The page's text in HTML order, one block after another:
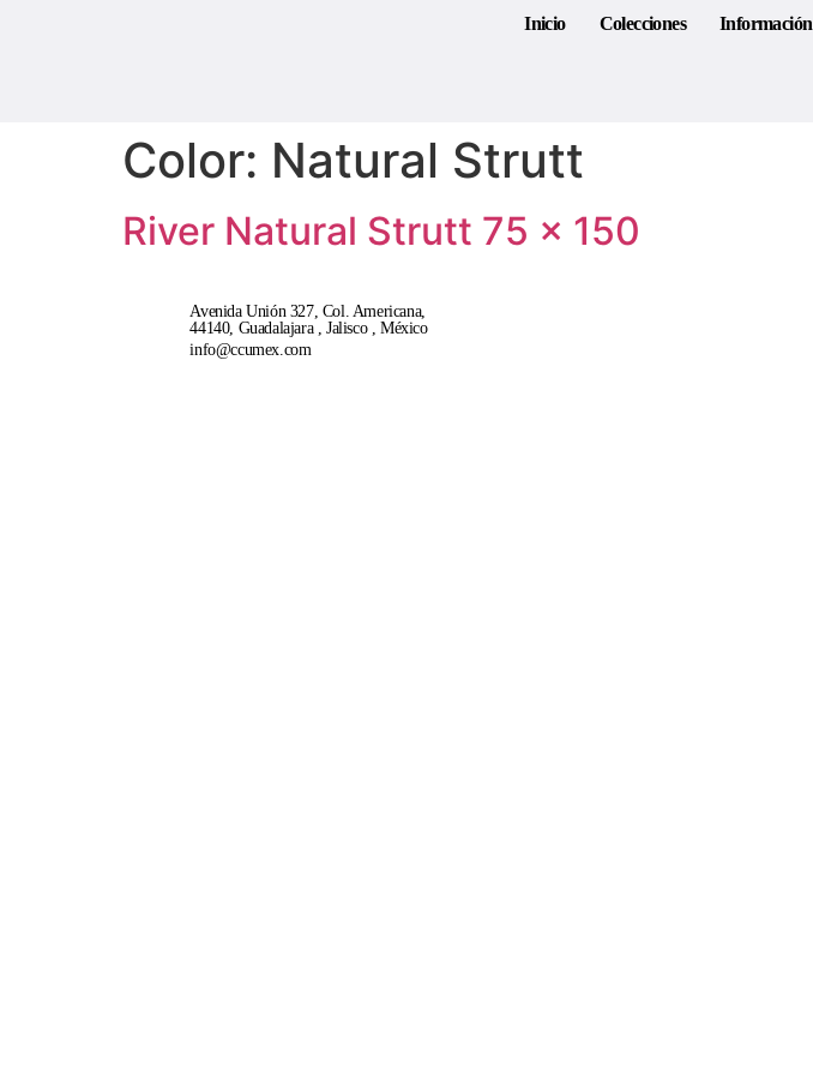
Inicio Colecciones Información
Color: Natural Strutt
River Natural Strutt 75 × 150
Avenida Unión 327, Col. Americana,
44140, Guadalajara , Jalisco , México
info@ccumex.com